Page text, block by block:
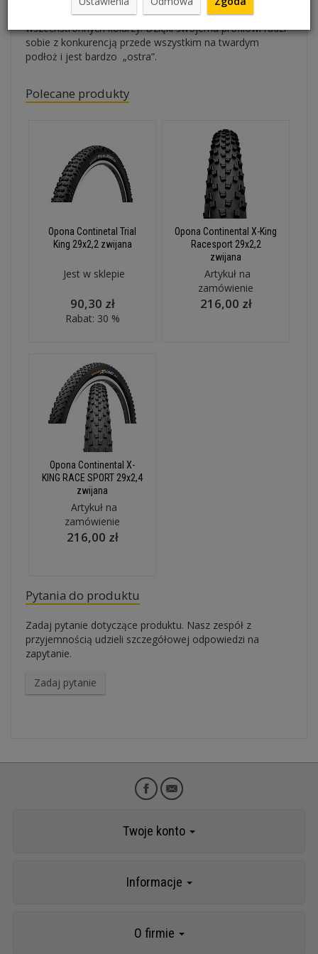
tłumieniem drgań. Profil spełnia największe wymagania
wszechstronnych kolarzy. Dzięki swojemu profilowi radzi
sobie z konkurencją przede wszystkim na twardym
podłoż i jest bardzo „ostra”.
Polecane produkty
Opona Continetal Trial
King 29x2,2 zwijana
Jest w sklepie
90,30 zł
Rabat: 30 %
Opona Continental X-King
Racesport 29x2,2
zwijana
Artykuł na
zamówienie
216,00 zł
Opona Continental X-
KING RACE SPORT 29x2,4
zwijana
Artykuł na
zamówienie
216,00 zł
Pytania do produktu
Zadaj pytanie dotyczące produktu. Nasz zespół z
przyjemnością udzieli szczegółowej odpowiedzi na
zapytanie.
Zadaj pytanie
Twoje konto
Informacje
O firmie